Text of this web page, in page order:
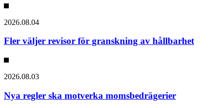
2026.08.04
Fler väljer revisor för granskning av hållbarhet
2026.08.03
Nya regler ska motverka momsbedrägerier